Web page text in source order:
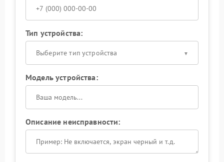
Тип устройства:
Выберите тип устройства
Модель устройства:
Описание неисправности: